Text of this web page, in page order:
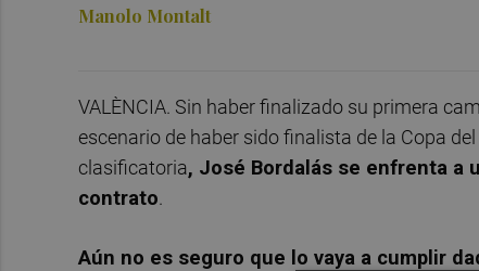
Manolo Montalt
VALÈNCIA. Sin haber finalizado su primera
escenario de haber sido finalista de la Copa
clasificatoria, José Bordalás se enfrenta a
contrato.
Aún no es seguro que lo vaya a cumplir